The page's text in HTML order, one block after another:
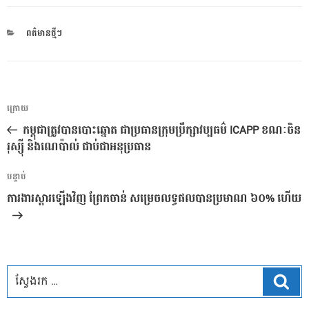
CATEGORIES
ពត៌មានថ្មីៗ
ការ​
នាំទិស​
ប្រកាស
អត្ថបទ
មុន
ក្រោយ
កម្ពុជាត្រូវបានបោះឆ្នោត ជាប្រធានក្រុមប្រឹក្សាវប្បធម៌ ICAPP ខណៈចិន
រុស្ស៊ី និងណេប៉ាល់ ជាប់ជាអនុប្រធាន
អត្ថបទ
បន្ទាប់
បន្ទាប់
ការងារស្តារឡើងវិញ ព្រែកចាន់ សម្រេចលទ្ធផលបានប្រមាណ ៦០% ហើយ